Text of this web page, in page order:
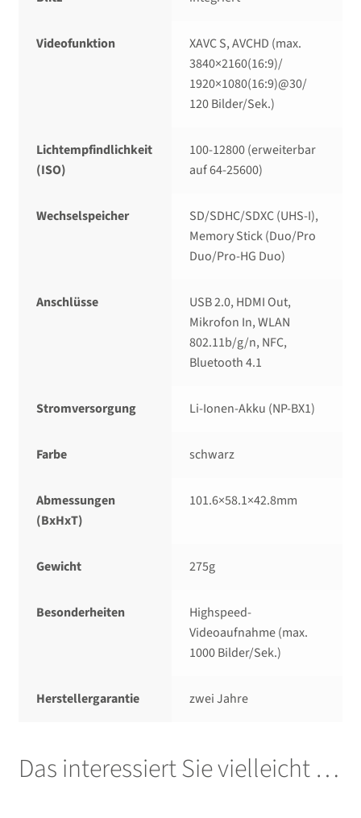
Videofunktion
XAVC S, AVCHD (max.
3840×2160(16:9)/​
1920×1080(16:9)@30/​
120 Bilder/​Sek.)
Lichtempfindlichkeit
(ISO)
100-12800 (erweiterbar
auf 64-25600)
Wechselspeicher
SD/​SDHC/​SDXC (UHS-I),
Memory Stick (Duo/​Pro
Duo/​Pro-HG Duo)
Anschlüsse
USB 2.0, HDMI Out,
Mikrofon In, WLAN
802.11b/​g/​n, NFC,
Bluetooth 4.1
Stromversorgung Li-Ionen-Akku (NP-BX1)
Farbe schwarz
Abmessungen
(BxHxT)
101.6×58.1×42.8mm
Gewicht 275g
Besonderheiten
Highspeed-
Videoaufnahme (max.
1000 Bilder/​Sek.)
Herstellergarantie zwei Jahre
Das interessiert Sie vielleicht …